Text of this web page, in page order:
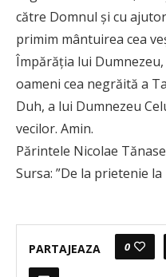
către Domnul şi cu
primim mântuirea cea
Împărăţia lui
oameni cea negrăită a
Duh, a lui Dumnezeu
vecilor. Amin.
Părintele Nicolae Tănase
Sursa: ”De la prietenie la
PARTAJEAZA 0